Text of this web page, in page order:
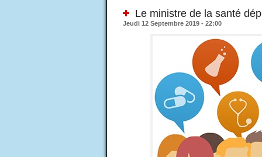
Le ministre de la santé
Jeudi 12 Septembre 2019 - 22:00